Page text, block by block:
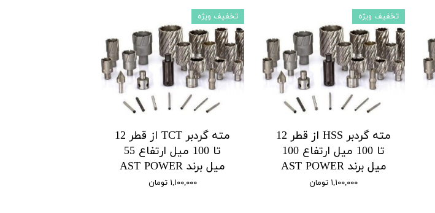
مته گردبر HSS از قطر 12
تا 100 میل ارتفاع 100
میل برند AST POWER
۱,۱۰۰,۰۰۰ تومان
تخفیف ویژه
مته گردبر TCT از قطر 12
تا 100 میل ارتفاع 55
میل برند AST POWER
۱,۱۰۰,۰۰۰ تومان
تخفیف ویژه